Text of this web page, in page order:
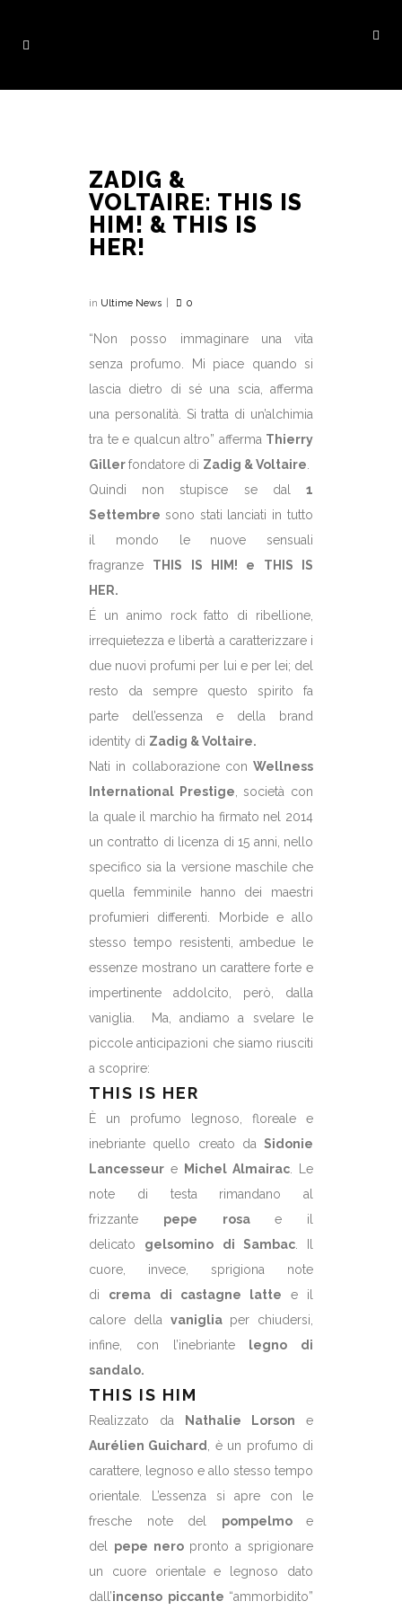
ZADIG &
VOLTAIRE: THIS IS
HIM! & THIS IS
HER!
in Ultime News 0
“Non posso immaginare una vita
senza profumo.
Mi piace quando si
lascia dietro di sé una scia, afferma
una personalità. Si tratta di un’alchimia
tra te e qualcun altro” afferma Thierry
Gillerfondatore di Zadig & Voltaire
Quindi non stupisce se dal 1
Settembre sono stati lanciati in tutto
il mondo le nuove sensuali
fragranze THIS IS HIM! e THIS IS
HER.
É un animo rock fatto di ribellione,
irrequietezza e libertà a caratterizzare i
due nuovi profumi per lui e per lei; del
resto da sempre questo spirito fa
parte dell’essenza e della brand
identity di Zadig & Voltaire.
Nati in collaborazione con Wellness
International Prestige , società con
la quale il marchio ha firmato nel 2014
un contratto di licenza di 15 anni, nello
specifico sia la versione maschile che
quella femminile hanno dei maestri
profumieri differenti. Morbide e allo
stesso tempo resistenti, ambedue le
essenze mostrano un carattere forte e
impertinente addolcito, però, dalla
vaniglia. Ma, andiamo a svelare le
piccole anticipazioni che siamo riusciti
a scoprire:
THIS IS HER
È un profumo legnoso, floreale e
inebriante quello creato da Sidonie
Lancesseur e Michel Almairac . Le
note di testa rimandano al
frizzante pepe rosa e il
delicato gelsomino di Sambac. Il
cuore, invece, sprigiona note
di crema di castagne latte e il
calore della vaniglia per chiudersi,
infine, con l’inebriante
legno di
sandalo.
THIS IS HIM
Realizzato da Nathalie Lorson e
Aurélien Guichard
, è un profumo di
carattere, legnoso e allo stesso tempo
orientale. L’essenza si apre con le
fresche note del pompelmo e
del pepe nero pronto a sprigionare
un cuore orientale e legnoso dato
dall’incenso piccante “ammorbidito”